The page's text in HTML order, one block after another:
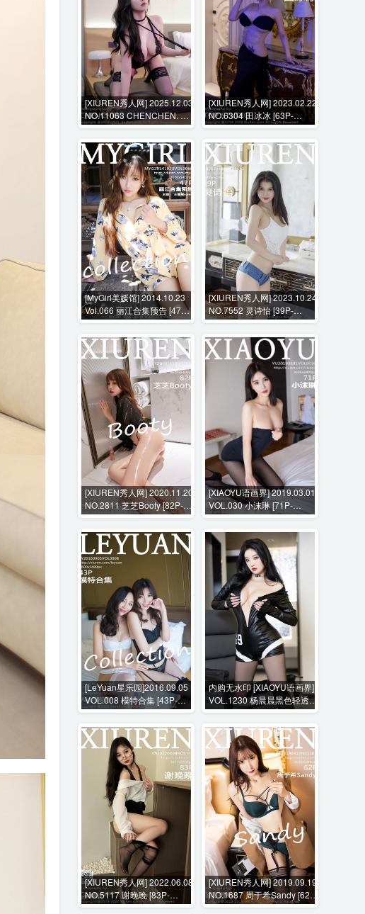
[XIUREN秀人网] 2025.12.03
NO.11063 CHENCHEN. 杨
晨晨 [68P-748MB]
[XIUREN秀人网] 2023.02.22
NO.6304 田冰冰 [63P-
555MB]
[MyGirl美媛馆] 2014.10.23
Vol.066 丽江合集预告 [47P-
204MB]
[XIUREN秀人网] 2023.10.24
NO.7552 灵诗怡 [39P-
321MB]
[XIUREN秀人网] 2020.11.20
NO.2811 芝芝Booty [82P-
840MB]
[XIAOYU语画界] 2019.03.01
VOL.030 小沫琳 [71P-
278MB]
[LeYuan星乐园]2016.09.05
VOL.008 模特合集 [43P-
240M]
内购无水印 [XIAOYU语画界]
VOL.1230 杨晨晨黑色轻透魅
惑黑丝+花絮视频 [119P+2V-
2102MB]
[XIUREN秀人网] 2022.06.08
NO.5117 谢晚晚 [83P-
739MB]
[XIUREN秀人网] 2019.09.19
NO.1687 周于希Sandy [62P-
310MB]